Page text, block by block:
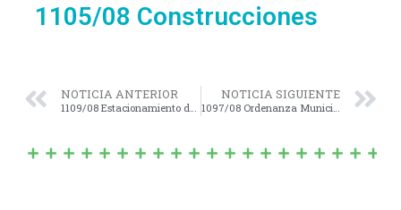
1105/08 Construcciones
NOTICIA ANTERIOR
1109/08 Estacionamiento de vehiculos
NOTICIA SIGUIENTE
1097/08 Ordenanza Municipal Nº 594/97